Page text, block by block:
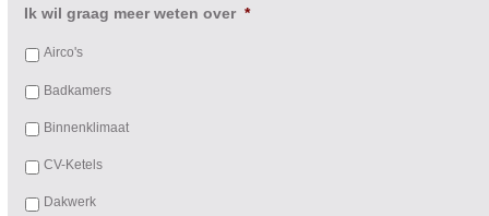
Ik wil graag meer weten over *
Airco's
Badkamers
Binnenklimaat
CV-Ketels
Dakwerk